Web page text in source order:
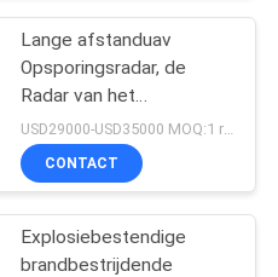
Lange afstanduav
Opsporingsradar, de
Radar van het
Hommeltoezicht
CONTACT
Explosiebestendige
brandbestrijdende